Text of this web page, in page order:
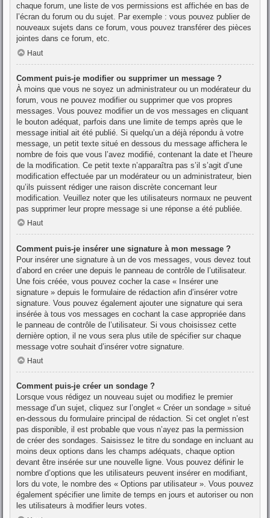
chaque forum, une liste de vos permissions est affichée en bas de
l’écran du forum ou du sujet. Par exemple : vous pouvez publier de
nouveaux sujets dans ce forum, vous pouvez transférer des pièces
jointes dans ce forum, etc.
Haut
Comment puis-je modifier ou supprimer un message ?
À moins que vous ne soyez un administrateur ou un modérateur du
forum, vous ne pouvez modifier ou supprimer que vos propres
messages. Vous pouvez modifier un de vos messages en cliquant
le bouton adéquat, parfois dans une limite de temps après que le
message initial ait été publié. Si quelqu’un a déjà répondu à votre
message, un petit texte situé en dessous du message affichera le
nombre de fois que vous l’avez modifié, contenant la date et l’heure
de la modification. Ce petit texte n’apparaîtra pas s’il s’agit d’une
modification effectuée par un modérateur ou un administrateur, bien
qu’ils puissent rédiger une raison discrète concernant leur
modification. Veuillez noter que les utilisateurs normaux ne peuvent
pas supprimer leur propre message si une réponse a été publiée.
Haut
Comment puis-je insérer une signature à mon message ?
Pour insérer une signature à un de vos messages, vous devez tout
d’abord en créer une depuis le panneau de contrôle de l’utilisateur.
Une fois créée, vous pouvez cocher la case « Insérer une
signature » depuis le formulaire de rédaction afin d’insérer votre
signature. Vous pouvez également ajouter une signature qui sera
insérée à tous vos messages en cochant la case appropriée dans
le panneau de contrôle de l’utilisateur. Si vous choisissez cette
dernière option, il ne vous sera plus utile de spécifier sur chaque
message votre souhait d’insérer votre signature.
Haut
Comment puis-je créer un sondage ?
Lorsque vous rédigez un nouveau sujet ou modifiez le premier
message d’un sujet, cliquez sur l’onglet « Créer un sondage » situé
en-dessous du formulaire principal de rédaction. Si cet onglet n’est
pas disponible, il est probable que vous n’ayez pas la permission
de créer des sondages. Saisissez le titre du sondage en incluant au
moins deux options dans les champs adéquats, chaque option
devant être insérée sur une nouvelle ligne. Vous pouvez définir le
nombre d’options que les utilisateurs peuvent insérer en modifiant,
lors du vote, le nombre des « Options par utilisateur ». Vous pouvez
également spécifier une limite de temps en jours et autoriser ou non
les utilisateurs à modifier leurs votes.